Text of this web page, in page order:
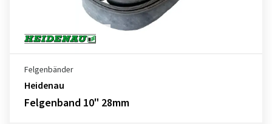
Felgenbänder
Heidenau
Felgenband 10" 28mm